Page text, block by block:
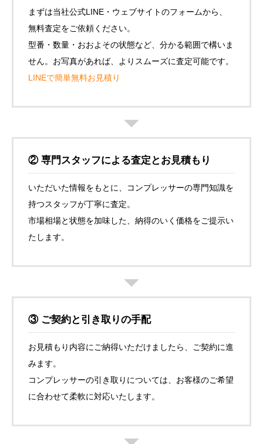
まずは当社公式LINE・ウェブサイトのフォームから、
無料査定をご依頼ください。
型番・数量・おおよその状態など、分かる範囲で構いま
せん。お写真があれば、よりスムーズに査定可能です。
LINEで簡単無料お見積り
② 専門スタッフによる査定とお見積もり
いただいた情報をもとに、コンプレッサーの専門知識を
持つスタッフが丁寧に査定。
市場相場と状態を加味した、納得のいく価格をご提示い
たします。
③ ご契約と引き取りの手配
お見積もり内容にご納得いただけましたら、ご契約に進
みます。
コンプレッサーの引き取りについては、お客様のご希望
に合わせて柔軟に対応いたします。